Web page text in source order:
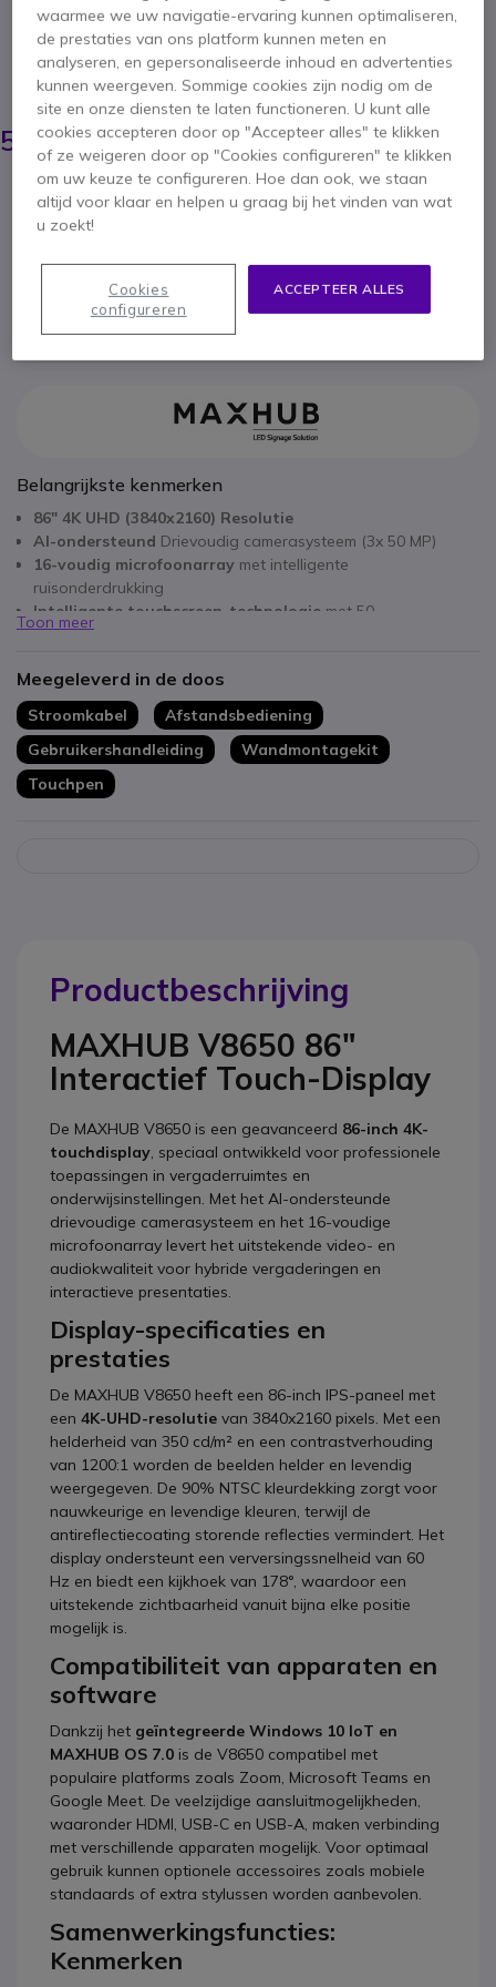
All-in-One 86" 4K Touchscreen met AI-
ondersteund camerasysteem en geïntegreerd
16-microfoonarray voor naadloze samenwerking.
BESPAAR 1,00 €
5.999,95 €
5.998,95 € 7.258,73 € incl. BTW
Aantal
IN WINKELWAGEN
OFFERTE BINNEN 4 UUR
Niet op voorraad
Belangrijkste kenmerken
86" 4K UHD (3840x2160) Resolutie
AI-ondersteund Drievoudig camerasysteem (3x 50 MP)
16-voudig microfoonarray met intelligente
ruisonderdrukking
Intelligente touchscreen-technologie met 50
aanraakpunten
Ingebouwd 2.1-kanaal geluidssysteem
Windows 10 IoTen MAXHUB OS 7.0
Antireflectiecoatingvoor optimale zichtbaarheid
Toon meer
Meegeleverd in de doos
Stroomkabel
Afstandsbediening
Gebruikershandleiding
Wandmontagekit
​Touchpen
Productbeschrijving
MAXHUB V8650 86"
Interactief Touch-Display
De MAXHUB V8650 is een geavanceerd 86-inch 4K-
touchdisplay, speciaal ontwikkeld voor professionele
toepassingen in vergaderruimtes en
onderwijsinstellingen. Met het AI-ondersteunde
drievoudige camerasysteem en het 16-voudige
microfoonarray levert het uitstekende video- en
audiokwaliteit voor hybride vergaderingen en
interactieve presentaties.
Display-specificaties en
prestaties
De MAXHUB V8650 heeft een 86-inch IPS-paneel met
een 4K-UHD-resolutie van 3840x2160 pixels. Met een
helderheid van 350 cd/m² en een contrastverhouding
van 1200:1 worden de beelden helder en levendig
weergegeven. De 90% NTSC kleurdekking zorgt voor
nauwkeurige en levendige kleuren, terwijl de
antireflectiecoating storende reflecties vermindert. Het
display ondersteunt een verversingssnelheid van 60
Hz en biedt een kijkhoek van 178°, waardoor een
uitstekende zichtbaarheid vanuit bijna elke positie
mogelijk is.
Compatibiliteit van apparaten en
software
Dankzij het geïntegreerde Windows 10 IoT en
MAXHUB OS 7.0 is de V8650 compatibel met
populaire platforms zoals Zoom, Microsoft Teams en
Google Meet. De veelzijdige aansluitmogelijkheden,
waaronder HDMI, USB-C en USB-A, maken verbinding
met verschillende apparaten mogelijk. Voor optimaal
gebruik kunnen optionele accessoires zoals mobiele
standaards of extra stylussen worden aanbevolen.
Samenwerkingsfuncties:
Kenmerken
waarmee we uw navigatie-ervaring kunnen optimaliseren,
de prestaties van ons platform kunnen meten en
analyseren, en gepersonaliseerde inhoud en advertenties
kunnen weergeven. Sommige cookies zijn nodig om de
site en onze diensten te laten functioneren. U kunt alle
cookies accepteren door op "Accepteer alles" te klikken
of ze weigeren door op "Cookies configureren" te klikken
om uw keuze te configureren. Hoe dan ook, we staan
altijd voor klaar en helpen u graag bij het vinden van wat
u zoekt!
ACCEPTEER ALLES
Cookies
configureren